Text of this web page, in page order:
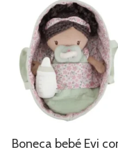
Boneca bebé Evi